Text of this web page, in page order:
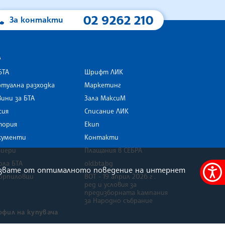
Меню
За контакти 02 9262 210
разходка
за БТА
БТА
Шрифт ЛИК
Маркетинг
Зала МаксиМ
Списание ЛИК
Екип
Контакти
Плащания в СЕБРА
old.bta.bg
ВОТ - 19 април 2026 г .
ред и условия за
предизборната кампания
за Народно събрание
на купувача
от оптималното поведение на интернет